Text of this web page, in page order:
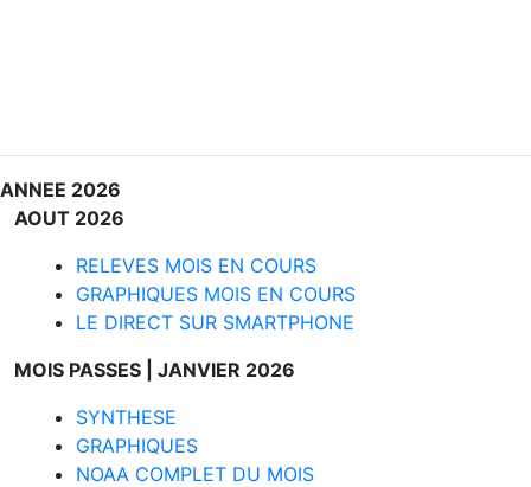
ANNEE 2026
AOUT 2026
RELEVES MOIS EN COURS
GRAPHIQUES MOIS EN COURS
LE DIRECT SUR SMARTPHONE
MOIS PASSES | JANVIER 2026
SYNTHESE
GRAPHIQUES
NOAA COMPLET DU MOIS